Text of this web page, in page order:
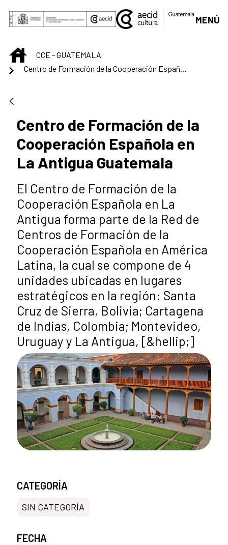
Skip to Main Content
MENÚ
INICIOCCE - GUATEMALA
Centro de Formación de la
Cooperación Española en
La Antigua Guatemala
El Centro de Formación de la
Cooperación Española en La
Antigua forma parte de la Red de
Centros de Formación de la
Cooperación Española en América
Latina, la cual se compone de 4
unidades ubicadas en lugares
estratégicos en la región: Santa
Cruz de Sierra, Bolivia; Cartagena
de Indias, Colombia; Montevideo,
Uruguay y La Antigua, [&hellip;]
CATEGORÍA
SIN CATEGORÍA
FECHA